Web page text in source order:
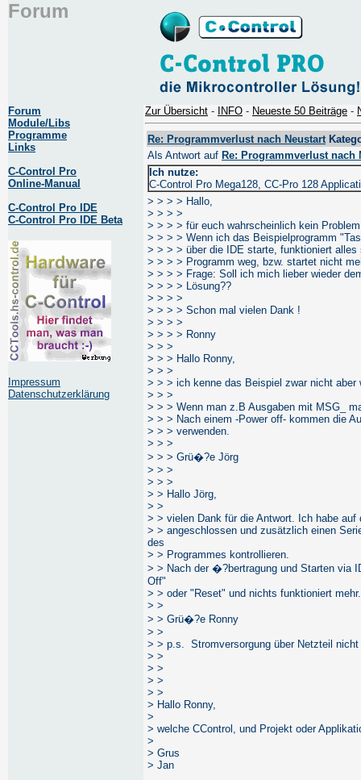
Forum
Forum
Module/Libs
Programme
Links
C-Control Pro
Online-Manual
C-Control Pro IDE
C-Control Pro IDE Beta
Impressum
Datenschutzerklärung
Zur Übersicht - INFO - Neueste 50 Beiträge -
Re: Programmverlust nach Neustart
Als Antwort auf Re: Programmverlust nach
Ich nutze:
C-Control Pro Mega128, CC-Pro 128
> > > > Hallo,
> > > >
> > > > für euch wahrscheinlich kein
> > > > Wenn ich das Beispielprogramm
> > > > über die IDE starte, funktioniert
> > > > Programm weg, bzw. startet nicht
> > > > Frage: Soll ich mich lieber wieder
> > > > Lösung??
> > > >
> > > > Schon mal vielen Dank !
> > > >
> > > > Ronny
> > >
> > > Hallo Ronny,
> > >
> > > ich kenne das Beispiel zwar nicht
> > >
> > > Wenn man z.B Ausgaben mit MSG_
> > > Nach einem -Power off- kommen die
> > > verwenden.
> > >
> > > Grü�?e Jörg
> > >
> > >
> > Hallo Jörg,
> >
> > vielen Dank für die Antwort. Ich habe
> > angeschlossen und zusätzlich einen
des
> > Programmes kontrollieren.
> > Nach der �?bertragung und Starten via
Off"
> > oder "Reset" und nichts funktioniert mehr.
> >
> > Grü�?e Ronny
> >
> > p.s. Stromversorgung über Netzteil nicht
> >
> >
> >
> >
> Hallo Ronny,
>
> welche CControl, und Projekt oder
>
> Grus
> Jan